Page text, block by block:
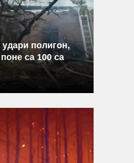
полигон,
са 100 са